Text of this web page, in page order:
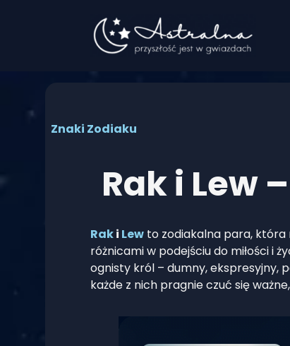
Znaki Zodiaku
Rak i Lew
Raki Lew to zodiakalna para, która
różnicami w podejściu do miłości i
ognisty król – dumny, ekspresyjny,
każde z nich pragnie czuć się